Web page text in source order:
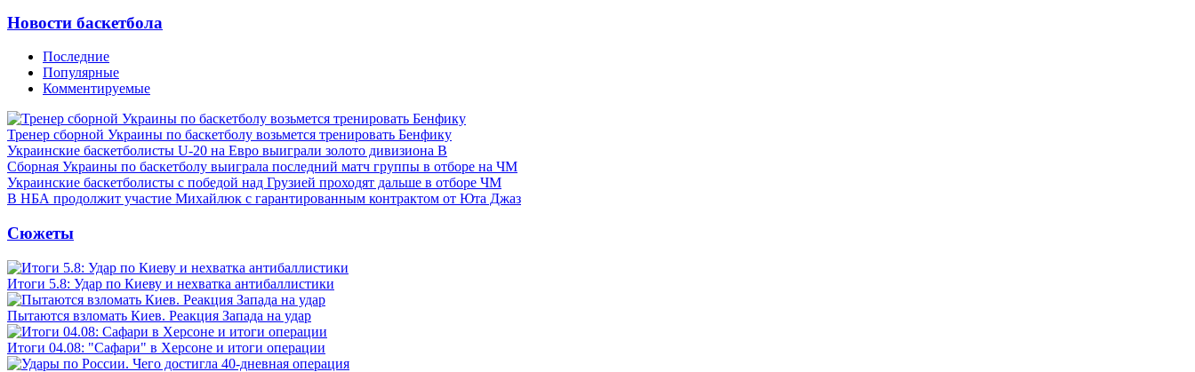
Новости баскетбола
Последние
Популярные
Комментируемые
Тренер сборной Украины по баскетболу возьмется тренировать Бенфику
Украинские баскетболисты U-20 на Евро выиграли золото дивизиона В
Сборная Украины по баскетболу выиграла последний матч группы в отборе на ЧМ
Украинские баскетболисты с победой над Грузией проходят дальше в отборе ЧМ
В НБА продолжит участие Михайлюк с гарантированным контрактом от Юта Джаз
Сюжеты
Итоги 5.8: Удар по Киеву и нехватка антибаллистики
Пытаются взломать Киев. Реакция Запада на удар
Итоги 04.08: "Сафари" в Херсоне и итоги операции